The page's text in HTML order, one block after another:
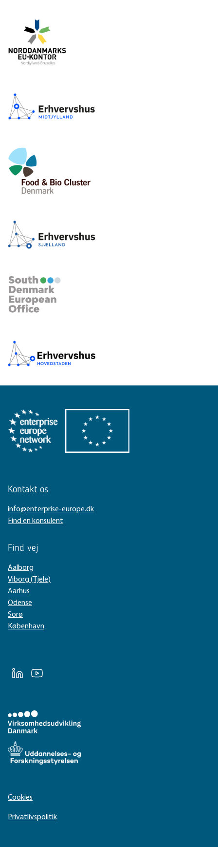
Kontakt os
info@enterprise-europe.dk
Find en konsulent
Find vej
Aalborg
Viborg (Tjele)
Aarhus
Odense
Sorø
København
LinkedInYoutube
Cookies
Privatlivspolitik